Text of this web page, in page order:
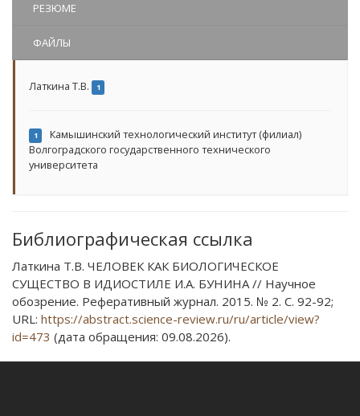
РЕЗЮМЕ
ФАЙЛЫ
Латкина Т.В. 1
1
Камышинский технологический институт (филиал)
Волгоградского государственного технического
университета
Библиографическая ссылка
Латкина Т.В. ЧЕЛОВЕК КАК БИОЛОГИЧЕСКОЕ
СУЩЕСТВО В ИДИОСТИЛЕ И.А. БУНИНА // Научное
обозрение. Реферативный журнал. 2015. № 2. С. 92-92;
URL: https://abstract.science-review.ru/ru/article/view?
id=473 (дата обращения: 09.08.2026).